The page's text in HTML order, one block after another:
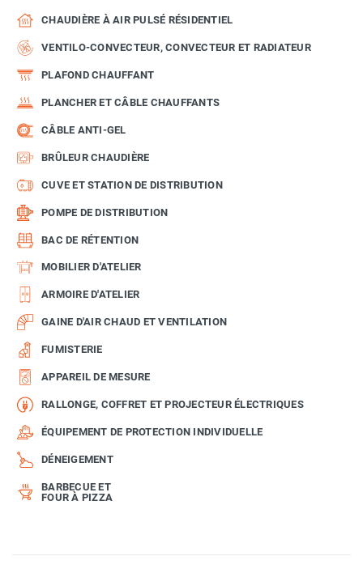
CHAUDIÈRE À AIR PULSÉ RÉSIDENTIEL
VENTILO-CONVECTEUR, CONVECTEUR ET RADIATEUR
PLAFOND CHAUFFANT
PLANCHER ET CÂBLE CHAUFFANTS
CÂBLE ANTI-GEL
BRÛLEUR CHAUDIÈRE
CUVE ET STATION DE DISTRIBUTION
POMPE DE DISTRIBUTION
BAC DE RÉTENTION
MOBILIER D'ATELIER
ARMOIRE D'ATELIER
GAINE D'AIR CHAUD ET VENTILATION
FUMISTERIE
APPAREIL DE MESURE
RALLONGE, COFFRET ET PROJECTEUR ÉLECTRIQUES
ÉQUIPEMENT DE PROTECTION INDIVIDUELLE
DÉNEIGEMENT
BARBECUE ET
FOUR À PIZZA